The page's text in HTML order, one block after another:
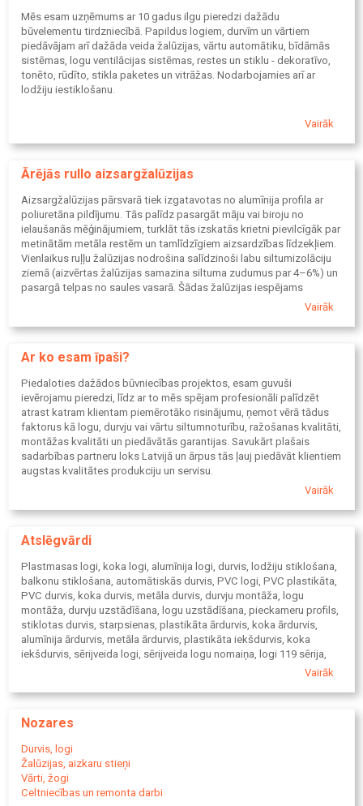
Mēs esam uzņēmums ar 10 gadus ilgu pieredzi dažādu
būvelementu tirdzniecībā. Papildus logiem, durvīm un vārtiem
piedāvājam arī dažāda veida žalūzijas, vārtu automātiku, bīdāmās
sistēmas, logu ventilācijas sistēmas, restes un stiklu - dekoratīvo,
tonēto, rūdīto, stikla paketes un vitrāžas. Nodarbojamies arī ar
lodžiju iestiklošanu.
Vairāk
Ārējās rullo aizsargžalūzijas
Aizsargžalūzijas pārsvarā tiek izgatavotas no alumīnija profila ar
poliuretāna pildījumu. Tās palīdz pasargāt māju vai biroju no
ielaušanās mēģinājumiem, turklāt tās izskatās krietni pievilcīgāk par
metinātām metāla restēm un tamlīdzīgiem aizsardzības līdzekļiem.
Vienlaikus ruļļu žalūzijas nodrošina salīdzinoši labu siltumizolāciju
ziemā (aizvērtas žalūzijas samazina siltuma zudumus par 4–6%) un
pasargā telpas no saules vasarā. Šādas žalūzijas iespējams
uzstādīt ne tikai logiem, bet arī vitrīnām, durvīm, garāžu vārtiem vai
Vairāk
Ar ko esam īpaši?
Piedaloties dažādos būvniecības projektos, esam guvuši
ievērojamu pieredzi, līdz ar to mēs spējam profesionāli palīdzēt
atrast katram klientam piemērotāko risinājumu, ņemot vērā tādus
faktorus kā logu, durvju vai vārtu siltumnoturību, ražošanas kvalitāti,
montāžas kvalitāti un piedāvātās garantijas. Savukārt plašais
sadarbības partneru loks Latvijā un ārpus tās ļauj piedāvāt klientiem
augstas kvalitātes produkciju un servisu.
Vairāk
Atslēgvārdi
Plastmasas logi, koka logi, alumīnija logi, durvis, lodžiju stiklošana,
balkonu stiklošana, automātiskās durvis, PVC logi, PVC plastikāta,
PVC durvis, koka durvis, metāla durvis, durvju montāža, logu
montāža, durvju uzstādīšana, logu uzstādīšana, pieckameru profils,
stiklotas durvis, starpsienas, plastikāta ārdurvis, koka ārdurvis,
alumīnija ārdurvis, metāla ārdurvis, plastikāta iekšdurvis, koka
iekšdurvis, sērijveida logi, sērijveida logu nomaiņa, logi 119 sērija,
logi 602 sērija, logi 103 sērija, 119 sērija logi, 602 sērija logi, 103
Staļina projekts, logi Hruščova projekts, lietuviešu projekts logi,
Hruščova projekts logi, lietuviešu vecā projekta, aizsargžalūzijas,
horizontālās žalūzijas, moskito sietiņi, moskītu sietiņi, kasešu rullo,
vienplaknes vārti, sekcijveida vārti, rullo vārti, teritorijas vārti,
industriālie vārti, vienplaknes garāžas vārti, sekcijveida garāžas
vārti, rullo garāžas vārti, garāžas vārti, bīdāmās sistēmas, bīdāmās
Vairāk
Nozares
Durvis, logi
Žalūzijas, aizkaru stieņi
Vārti, žogi
Celtniecības un remonta darbi